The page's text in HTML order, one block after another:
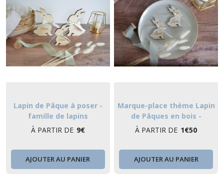
Lapin de Pâque à poser -
famille de lapins
À PARTIR DE 9€
AJOUTER AU PANIER
Marque-place thème Lapin
de Pâques en bois -
décoration de table
À PARTIR DE 1€50
AJOUTER AU PANIER